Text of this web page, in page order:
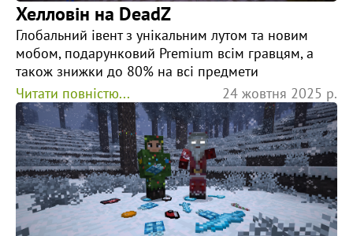
Хелловін на DeadZ
Глобальний івент з унікальним лутом та новим
мобом, подарунковий Premium всім гравцям, а
також знижки до 80% на всі предмети
Читати повністю...
24 жовтня 2025 р.